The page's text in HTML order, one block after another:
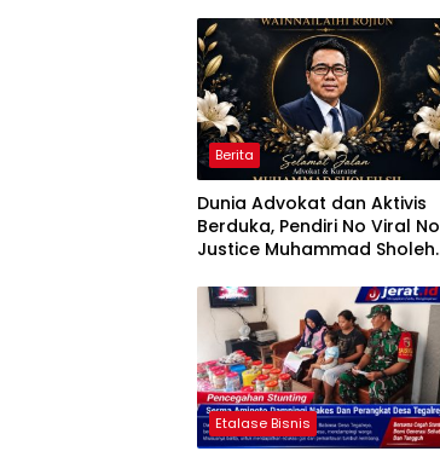
Berita
Dunia Advokat dan Aktivis
Berduka, Pendiri No Viral No
Justice Muhammad Sholeh
Etalase Bisnis